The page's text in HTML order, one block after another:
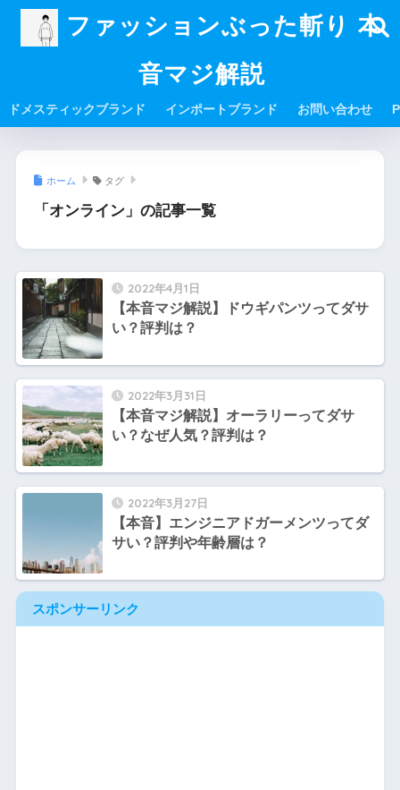
ファッションぶった斬り 本
音マジ解説
ドメスティックブランド インポートブランド お問い合わせ
ホーム タグ
「オンライン」の記事一覧
2022年4月1日
【本音マジ解説】ドウギパンツってダサ
い？評判は？
2022年3月31日
【本音マジ解説】オーラリーってダサ
い？なぜ人気？評判は？
2022年3月27日
【本音】エンジニアドガーメンツってダ
サい？評判や年齢層は？
スポンサーリンク